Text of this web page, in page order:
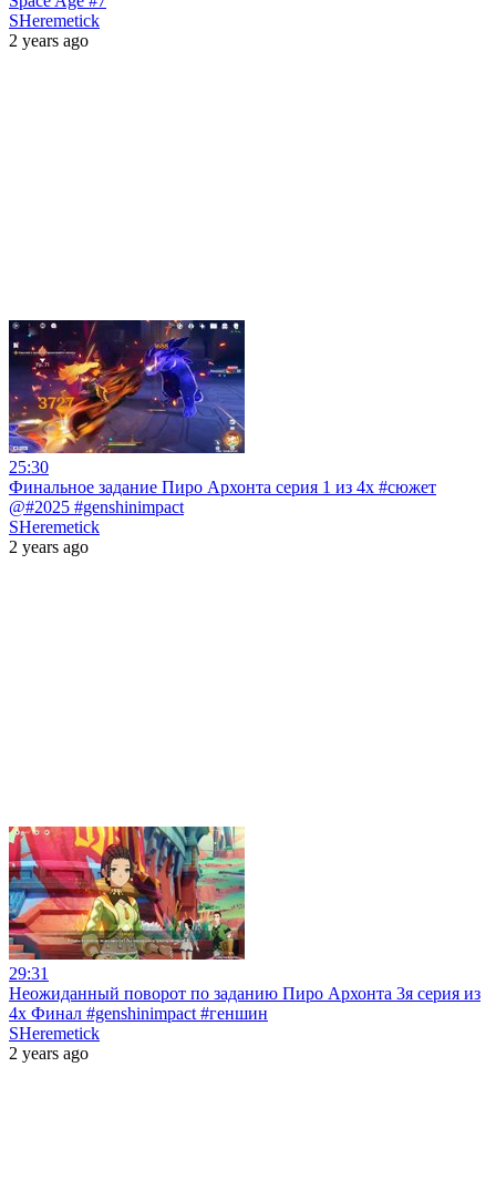
SHeremetick
2 years ago
25:30
Финальное задание Пиро Архонта серия 1 из 4х #сюжет
@#2025 #genshinimpact
SHeremetick
2 years ago
29:31
Неожиданный поворот по заданию Пиро Архонта 3я серия из
4х Финал #genshinimpact #геншин
SHeremetick
2 years ago